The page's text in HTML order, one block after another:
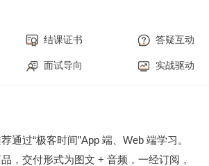
结课证书 答疑互动
面试导向 实战驱动
通过“极客时间”App 端、Web 端学习。
，交付形式为图文 + 音频，一经订阅，